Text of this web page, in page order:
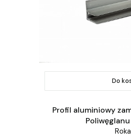
Do
Profil aluminiowy